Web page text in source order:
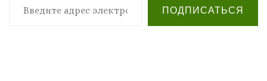
ПОДПИСАТЬСЯ